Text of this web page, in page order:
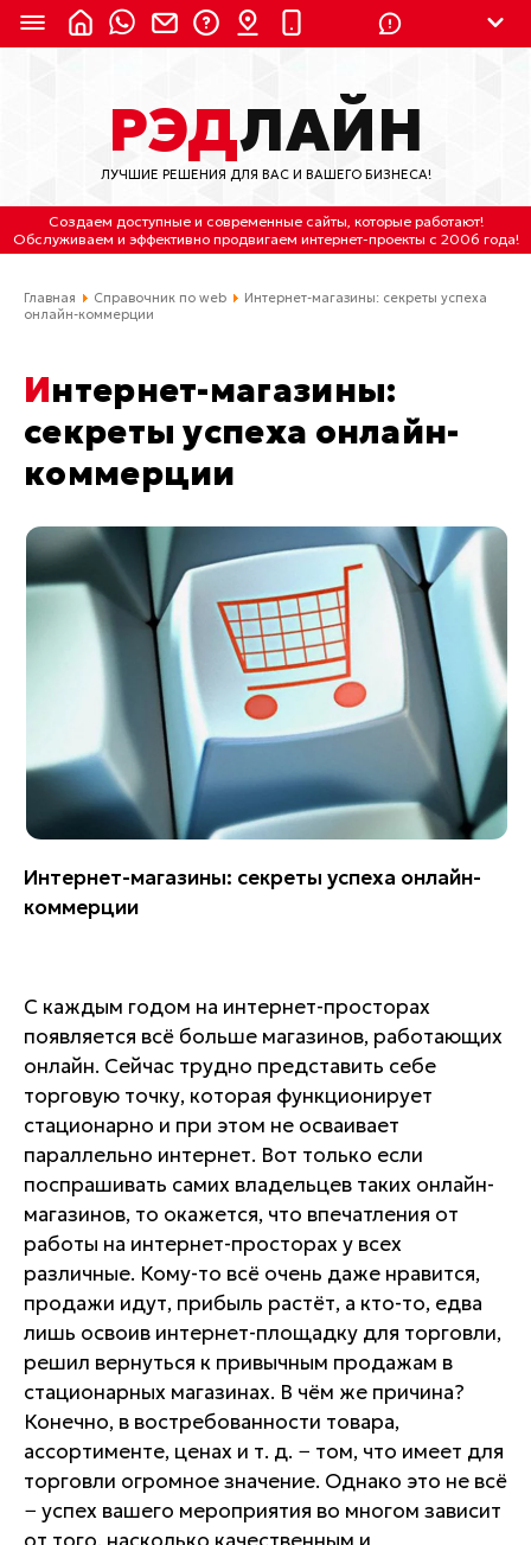
8 (800) 550-9899 (с 2:30 до 11:30 по
Мск)
Бесплатно по России
(4212) 658-653
(4212) 637-673
Отдельный вход \ Левый торец здания
Пн-пт. с 9:30 до 18:30 (по Хбк)
info@lred.ru
Все контакты
РЭДЛАЙН
ЛУЧШИЕ РЕШЕНИЯ ДЛЯ ВАС И ВАШЕГО БИЗНЕСА!
Создаем доступные и современные сайты, которые работают!
Обслуживаем и эффективно продвигаем интернет-проекты с 2006 года!
Главная Справочник по web
Интернет-магазины: секреты успеха
онлайн-коммерции
Интернет-магазины:
секреты успеха онлайн-
коммерции
Интернет-магазины: секреты успеха онлайн-
коммерции
С каждым годом на интернет-просторах
появляется всё больше магазинов, работающих
онлайн. Сейчас трудно представить себе
торговую точку, которая функционирует
стационарно и при этом не осваивает
параллельно интернет. Вот только если
поспрашивать самих владельцев таких онлайн-
магазинов, то окажется, что впечатления от
работы на интернет-просторах у всех
различные. Кому-то всё очень даже нравится,
продажи идут, прибыль растёт, а кто-то, едва
лишь освоив интернет-площадку для торговли,
решил вернуться к привычным продажам в
стационарных магазинах. В чём же причина?
Конечно, в востребованности товара,
ассортименте, ценах и т. д. − том, что имеет для
торговли огромное значение. Однако это не всё
− успех вашего мероприятия во многом зависит